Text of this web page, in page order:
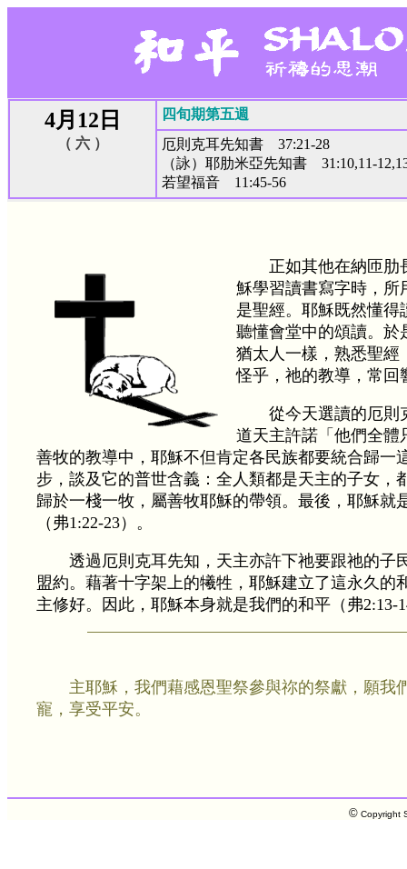
4月12日
（ 六 ）
四旬期第五週
厄則克耳先知書 37:21-28
（詠）耶肋米亞先知書 31:10,11-
若望福音 11:45-56
正如其他在納匝肋
穌學習讀書寫字時，所
是聖經。耶穌既然懂得
聽懂會堂中的頌讀。於
猶太人一樣，熟悉聖經
怪乎，祂的教導，常回
從今天選讀的厄則
道天主許諾「他們全體
善牧的教導中，耶穌不但肯定各民族都要統合歸一
步，談及它的普世含義：全人類都是天主的子女，
歸於一棧一牧，屬善牧耶穌的帶領。最後，耶穌就
（弗1:22-23）。
透過厄則克耳先知，天主亦許下祂要跟祂的子
盟約。藉著十字架上的犧牲，耶穌建立了這永久的
主修好。因此，耶穌本身就是我們的和平（弗2:13-
主耶穌，我們藉感恩聖祭參與祢的祭獻，願我
寵，享受平安。
© Copyright